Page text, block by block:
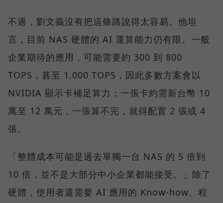
不過，劉文義沒有把這條路說得太容易。他坦
言，目前 NAS 硬體的 AI 運算能力仍有限。一般
企業期待的應用，可能需要約 300 到 800
TOPS，甚至 1,000 TOPS，因此多數方案會以
NVIDIA 顯示卡補足算力；一張卡約需新台幣 10
萬至 12 萬元，一張算不完，就得配置 2 張或 4
張。
「整體成本可能是過去單獨一台 NAS 的 5 倍到
10 倍，並不是大部分中小企業都能接受。」除了
硬體，使用者還需要 AI 應用的 Know-how、程